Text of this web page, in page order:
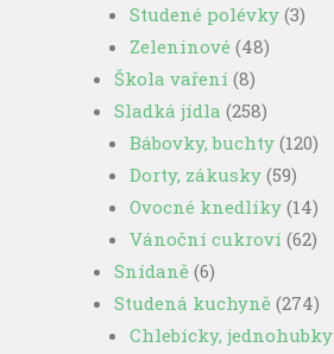
Studené polévky (3)
Zeleninové (48)
Škola vaření (8)
Sladká jídla (258)
Bábovky, buchty (120)
Dorty, zákusky (59)
Ovocné knedlíky (14)
Vánoční cukroví (62)
Snídaně (6)
Studená kuchyně (274)
Chlebícky, jednohubky